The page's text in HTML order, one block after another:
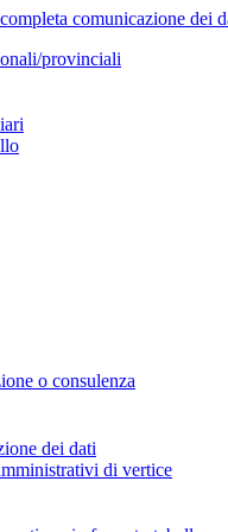
comunicazione
provinciali
o consulenza
dei dati
di vertice